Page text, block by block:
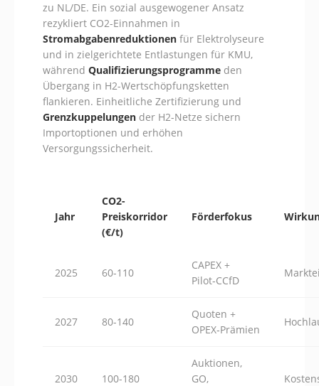
zu NL/DE. Ein sozial ausgewogener Ansatz
rezykliert CO2-Einnahmen in
Stromabgabenreduktionen für Elektrolyseure
und in zielgerichtete Entlastungen für KMU,
während Qualifizierungsprogramme den
Übergang in H2-Wertschöpfungsketten
flankieren. Einheitliche Zertifizierung und
Grenzkuppelungen der H2-Netze sichern
Importoptionen und erhöhen
Versorgungssicherheit.
Jahr
CO2-
Preiskorridor
(€/t)
Förderfokus
2025 60-110
CAPEX +
Pilot‑CCfD
2027 80-140
Quoten +
OPEX‑Prämien
2030 100-180
Auktionen,
GO,